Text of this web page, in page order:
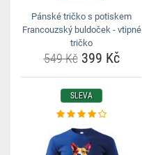
Pánské tričko s potiskem
Francouzský buldoček - vtipné
tričko
549 Kč399 Kč
SLEVA